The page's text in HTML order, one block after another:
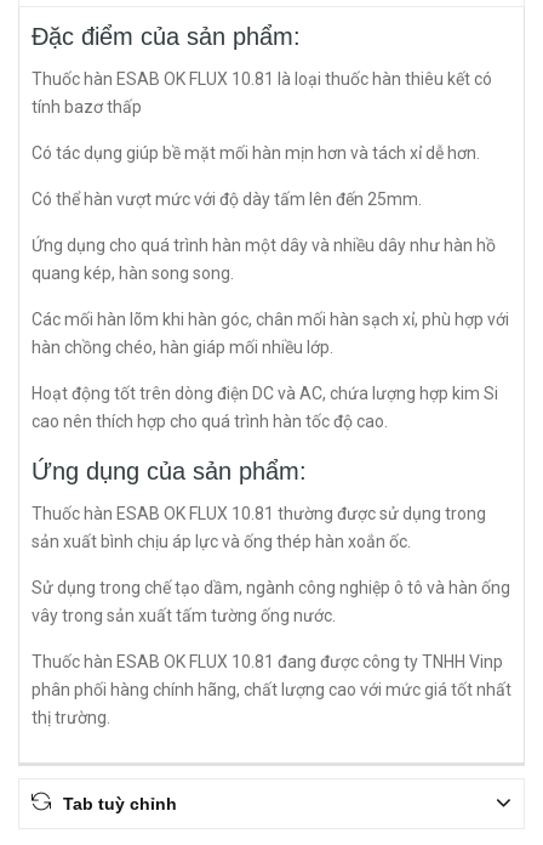
Đặc điểm của sản phẩm:
Thuốc hàn ESAB OK FLUX 10.81 là loại thuốc hàn thiêu kết có
tính bazơ thấp
Có tác dụng giúp bề mặt mối hàn mịn hơn và tách xỉ dễ hơn.
Có thể hàn vượt mức với độ dày tấm lên đến 25mm.
Ứng dụng cho quá trình hàn một dây và nhiều dây như hàn hồ
quang kép, hàn song song.
Các mối hàn lõm khi hàn góc, chân mối hàn sạch xỉ, phù hợp với
hàn chồng chéo, hàn giáp mối nhiều lớp.
Hoạt động tốt trên dòng điện DC và AC, chứa lượng hợp kim Si
cao nên thích hợp cho quá trình hàn tốc độ cao.
Ứng dụng của sản phẩm:
Thuốc hàn ESAB OK FLUX 10.81 thường được sử dụng trong
sản xuất bình chịu áp lực và ống thép hàn xoắn ốc.
Sử dụng trong chế tạo dầm, ngành công nghiệp ô tô và hàn ống
vây trong sản xuất tấm tường ống nước.
Thuốc hàn ESAB OK FLUX 10.81 đang được công ty TNHH Vinp
phân phối hàng chính hãng, chất lượng cao với mức giá tốt nhất
thị trường.
Tab tuỳ chỉnh